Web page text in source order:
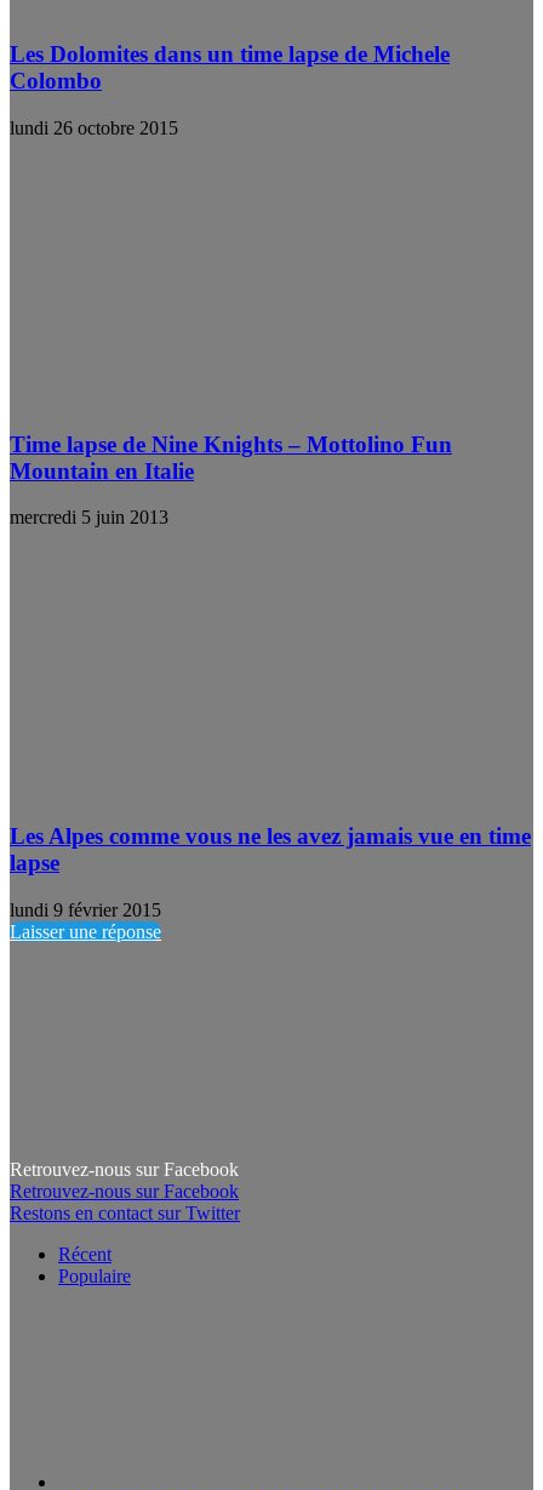
Les Dolomites dans un time lapse de Michele
Colombo
lundi 26 octobre 2015
Time lapse de Nine Knights – Mottolino Fun
Mountain en Italie
mercredi 5 juin 2013
Les Alpes comme vous ne les avez jamais vue en time
lapse
lundi 9 février 2015
Laisser une réponse
Retrouvez-nous sur Facebook
Retrouvez-nous sur Facebook
Restons en contact sur Twitter
Récent
Populaire